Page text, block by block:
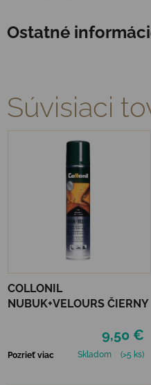
Ostatné
Súvisiaci
COLLONIL
NUBUK+VELOURS ČIERNY
9,50 €
Pozrieť viac Skladom (>5 ks)